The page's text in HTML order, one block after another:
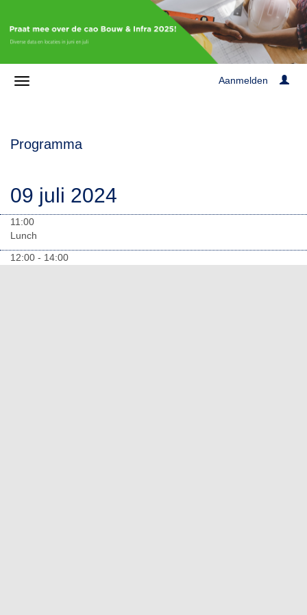
Aanmelden
Programma
09 juli 2024
11:00
Lunch
12:00 - 14:00